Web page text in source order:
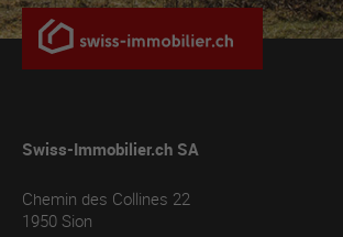
Swiss-Immobilier.ch SA
Chemin des Collines 22
1950 Sion